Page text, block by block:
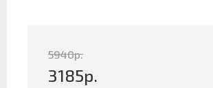
5940р.
3185р.